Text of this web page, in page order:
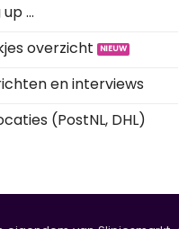
...
overzicht
en interviews
(PostNL, DHL)